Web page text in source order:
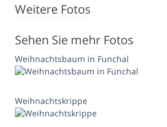
Weitere Fotos
Sehen Sie mehr Fotos
Weihnachtsbaum in Funchal
Weihnachtskrippe